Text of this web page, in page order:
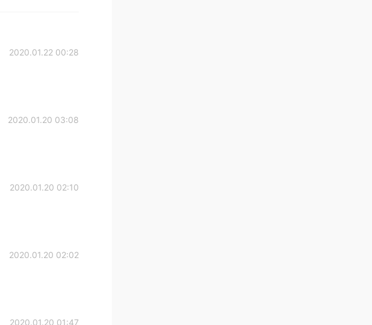
2020.01.22 00:28
2020.01.20 03:08
2020.01.20 02:10
2020.01.20 02:02
2020.01.20 01:47